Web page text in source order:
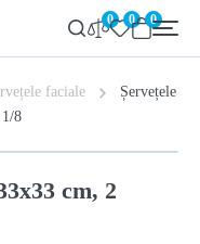
0 0 0
faciale
Șervețele
8
cm, 2